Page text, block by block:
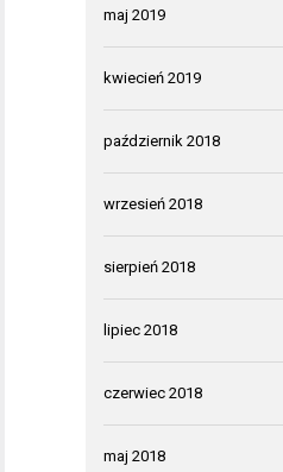
maj 2019
kwiecień 2019
październik 2018
wrzesień 2018
sierpień 2018
lipiec 2018
czerwiec 2018
maj 2018